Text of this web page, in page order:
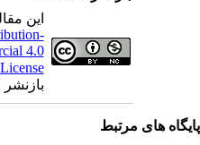
این
4.0
License
بازنشر
های مرتبط